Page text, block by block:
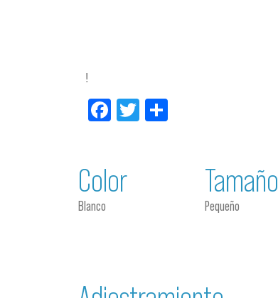
!
Facebook
Twitter
Color
Blanco
Tamaño
Pequeño